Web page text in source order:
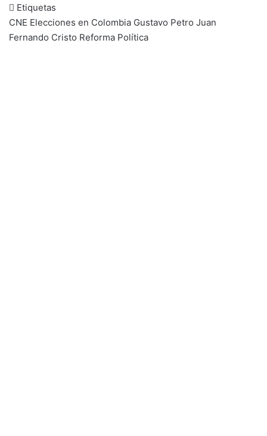
Etiquetas
CNE Elecciones en Colombia Gustavo Petro Juan
Fernando Cristo Reforma Política